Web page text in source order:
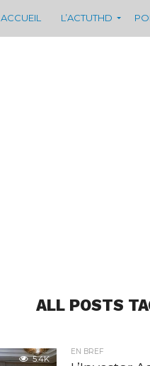
ACCUEIL L’ACTUTHD
ALL POSTS
5.4K
EN BREF